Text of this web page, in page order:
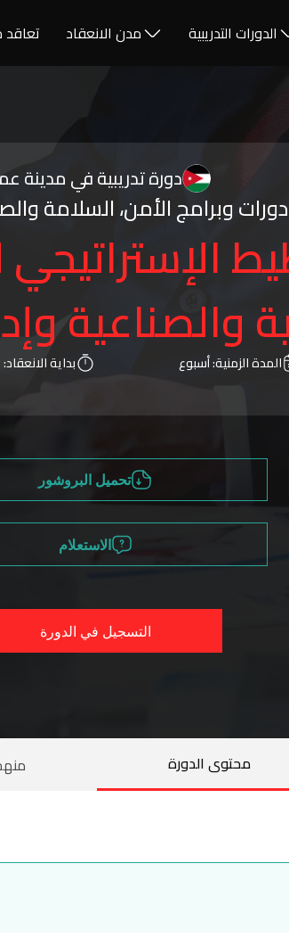
الدورات التدريبية مدن الانعقاد تعاقد
دورة تدريبية في مدينة
دورات وبرامج الأمن، السلامة
والصناعية
المدة الزمنية:أسبوع بداية الانعقاد:
تحميل البروشور
الاستعلام
التسجيل في الدورة
محتوى الدورة